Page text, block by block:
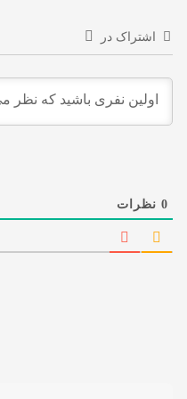
اشتراک در
0نظرات